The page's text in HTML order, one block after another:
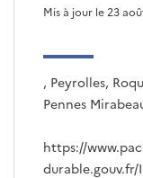
, Peyrolles,
Pennes
Mis à jour le 23
https://
durable.gouv.fr/